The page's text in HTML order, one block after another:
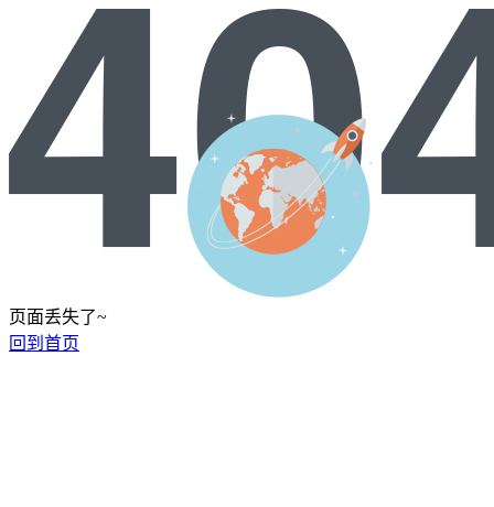
页面丢失了~
回到首页